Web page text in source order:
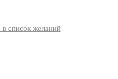
список желаний